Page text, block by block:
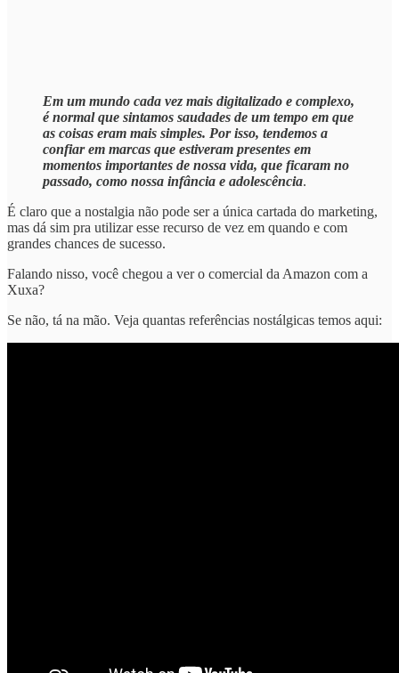
Em um mundo cada vez mais digitalizado e complexo,
é normal que sintamos saudades de um tempo em que
as coisas eram mais simples. Por isso, tendemos a
confiar em marcas que estiveram presentes em
momentos importantes de nossa vida, que ficaram no
passado, como nossa infância e adolescência.
É claro que a nostalgia não pode ser a única cartada do marketing,
mas dá sim pra utilizar esse recurso de vez em quando e com
grandes chances de sucesso.
Falando nisso, você chegou a ver o comercial da Amazon com a
Xuxa?
Se não, tá na mão. Veja quantas referências nostálgicas temos aqui: